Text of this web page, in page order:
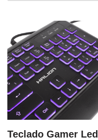
Teclado Gamer Led